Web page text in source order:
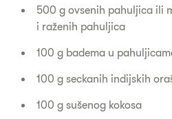
500 g ovsenih pahuljica ili
i raženih pahuljica
100 g badema u
100 g seckanih indijskih
100 g sušenog kokosa